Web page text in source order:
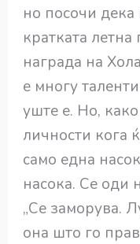
но посочи дека
кратката летна
награда на
е многу
уште е. Но,
личности кога
само една
насока. Се оди
„Се заморува.
она што го